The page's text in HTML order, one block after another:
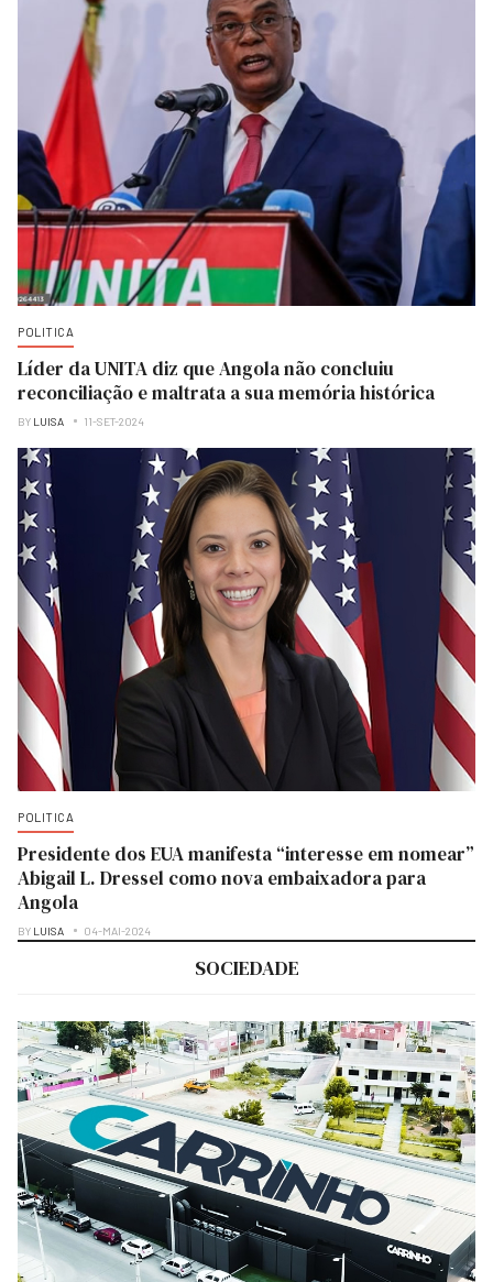
POLITICA
Líder da UNITA diz que Angola não concluiu
reconciliação e maltrata a sua memória histórica
BY LUISA 11-SET-2024
POLITICA
Presidente dos EUA manifesta “interesse em nomear”
Abigail L. Dressel como nova embaixadora para
Angola
BY LUISA 04-MAI-2024
SOCIEDADE